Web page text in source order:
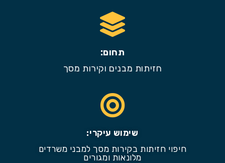
תחום:
חזיתות מבנים וקירות מסך
שימוש עיקרי:
חיפוי חזיתות בקירות מסך למבני משרדים
מלונאות ומגורים